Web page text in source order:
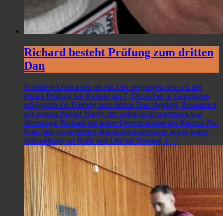
Richard besteht Prüfung zum dritten
Dan
Nachdem kaum mehr als ein Jahr vergangen war seit der
letzten Prüfung hat Richard am 7. Dezember in Göppingen
erfolgreich die Prüfung zum dritten Dan abgelegt. Zusammen
mit seinem Partner Hardy, der selbst nicht angetreten war,
überzeugte Richard mit seiner Demonstration der Katame-No-
Kata, den vorgeführten Handlungskomplexen sowie seiner
Abhandlung zur Rolle von Uke im Training. […]